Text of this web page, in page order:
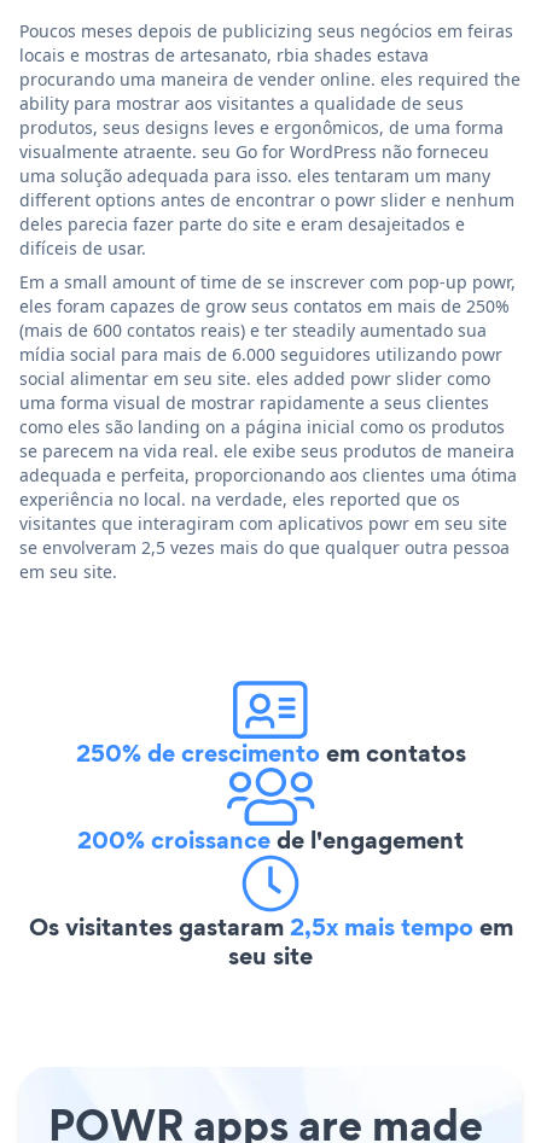
Poucos meses depois de publicizing seus negócios em feiras
locais e mostras de artesanato, rbia shades estava
procurando uma maneira de vender online. eles required the
ability para mostrar aos visitantes a qualidade de seus
produtos, seus designs leves e ergonômicos, de uma forma
visualmente atraente. seu Go for WordPress não forneceu
uma solução adequada para isso. eles tentaram um many
different options antes de encontrar o powr slider e nenhum
deles parecia fazer parte do site e eram desajeitados e
difíceis de usar.
Em a small amount of time de se inscrever com pop-up powr,
eles foram capazes de grow seus contatos em mais de 250%
(mais de 600 contatos reais) e ter steadily aumentado sua
mídia social para mais de 6.000 seguidores utilizando powr
social alimentar em seu site. eles added powr slider como
uma forma visual de mostrar rapidamente a seus clientes
como eles são landing on a página inicial como os produtos
se parecem na vida real. ele exibe seus produtos de maneira
adequada e perfeita, proporcionando aos clientes uma ótima
experiência no local. na verdade, eles reported que os
visitantes que interagiram com aplicativos powr em seu site
se envolveram 2,5 vezes mais do que qualquer outra pessoa
em seu site.
250% de crescimentoem contatos
200% croissancede l'engagement
Os visitantes gastaram2,5x mais tempoem
seu site
POWR apps are made